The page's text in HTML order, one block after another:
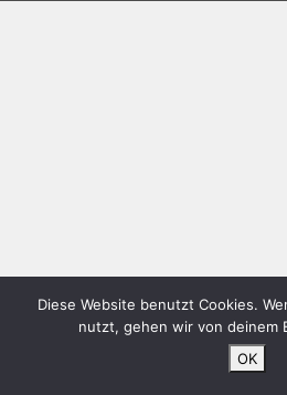
Diese Website benutzt Cookies.
nutzt, gehen wir von deinem
OK